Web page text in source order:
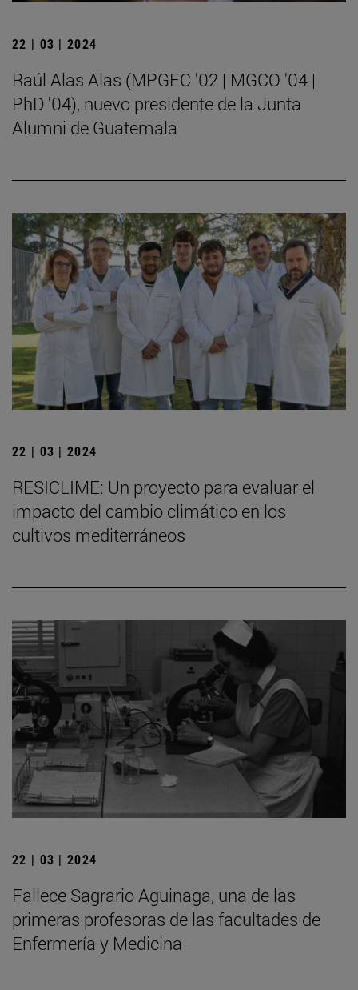
22 | 03 | 2024
Raúl Alas Alas (MPGEC '02 | MGCO '04 |
PhD '04), nuevo presidente de la Junta
Alumni de Guatemala
22 | 03 | 2024
RESICLIME: Un proyecto para evaluar el
impacto del cambio climático en los
cultivos mediterráneos
22 | 03 | 2024
Fallece Sagrario Aguinaga, una de las
primeras profesoras de las facultades de
Enfermería y Medicina